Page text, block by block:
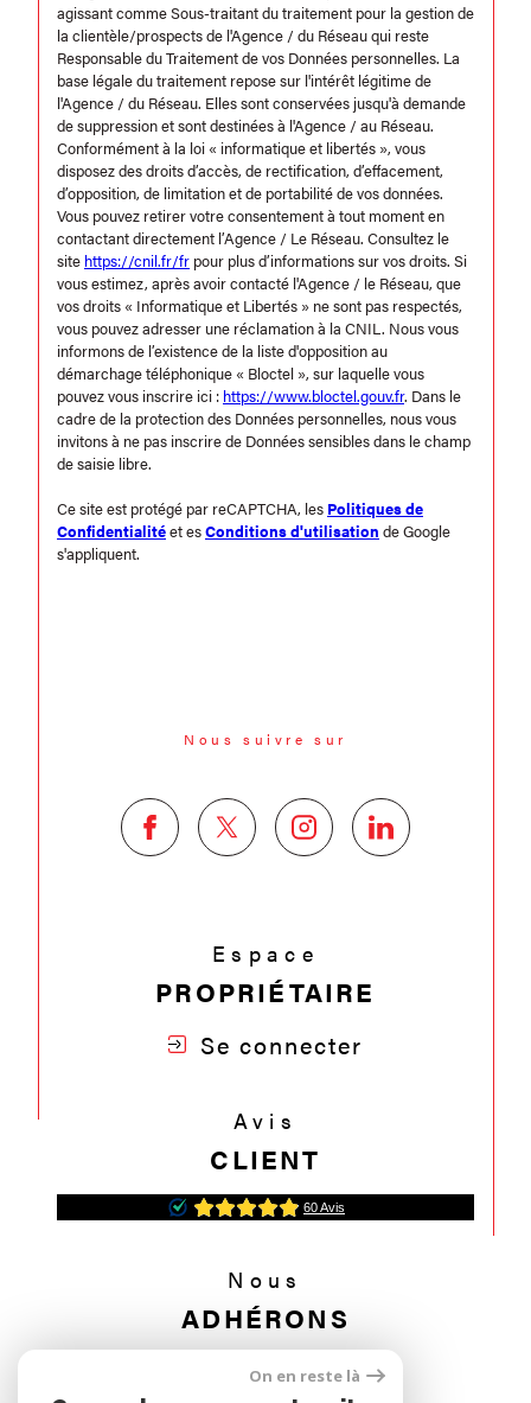
agissant comme Sous-traitant du traitement pour la gestion de
la clientèle/prospects de l'Agence / du Réseau qui reste
Responsable du Traitement de vos Données personnelles. La
base légale du traitement repose sur l'intérêt légitime de
l'Agence / du Réseau. Elles sont conservées jusqu'à demande
de suppression et sont destinées à l'Agence / au Réseau.
Conformément à la loi « informatique et libertés », vous
disposez des droits d’accès, de rectification, d’effacement,
d’opposition, de limitation et de portabilité de vos données.
Vous pouvez retirer votre consentement à tout moment en
contactant directement l’Agence / Le Réseau. Consultez le
site https://cnil.fr/fr pour plus d’informations sur vos droits. Si
vous estimez, après avoir contacté l'Agence / le Réseau, que
vos droits « Informatique et Libertés » ne sont pas respectés,
vous pouvez adresser une réclamation à la CNIL. Nous vous
informons de l’existence de la liste d'opposition au
démarchage téléphonique « Bloctel », sur laquelle vous
pouvez vous inscrire ici : https://www.bloctel.gouv.fr. Dans le
cadre de la protection des Données personnelles, nous vous
invitons à ne pas inscrire de Données sensibles dans le champ
de saisie libre.
Ce site est protégé par reCAPTCHA, les Politiques de
Confidentialitéet esConditions d'utilisation de Google
s'appliquent.
Nous suivre sur
Espace
PROPRIÉTAIRE
Se connecter
Avis
CLIENT
Nous
ADHÉRONS
On en reste là